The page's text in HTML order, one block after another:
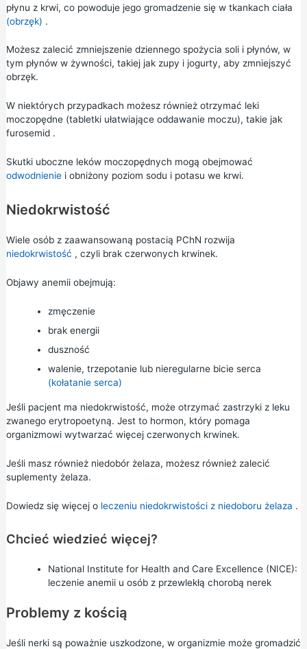
płynu z krwi, co powoduje jego gromadzenie się w tkankach ciała
(obrzęk) .
Możesz zalecić zmniejszenie dziennego spożycia soli i płynów, w
tym płynów w żywności, takiej jak zupy i jogurty, aby zmniejszyć
obrzęk.
W niektórych przypadkach możesz również otrzymać leki
moczopędne (tabletki ułatwiające oddawanie moczu), takie jak
furosemid.
Skutki uboczne leków moczopędnych mogą obejmować
odwodnieniei obniżony poziom sodu i potasu we krwi.
Niedokrwistość
Wiele osób z zaawansowaną postacią PChN rozwija
niedokrwistość , czyli brak czerwonych krwinek.
Objawy anemii obejmują:
zmęczenie
brak energii
duszność
walenie, trzepotanie lub nieregularne bicie serca
(kołatanie serca)
Jeśli pacjent ma niedokrwistość, może otrzymać zastrzyki z leku
zwanego erytropoetyną. Jest to hormon, który pomaga
organizmowi wytwarzać więcej czerwonych krwinek.
Jeśli masz również niedobór żelaza, możesz również zalecić
suplementy żelaza.
Dowiedz się więcej o leczeniu niedokrwistości z niedoboru żelaza .
Chcieć wiedzieć więcej?
National Institute for Health and Care Excellence (NICE):
leczenie anemii u osób z przewlekłą chorobą nerek
Problemy z kością
Jeśli nerki są poważnie uszkodzone, w organizmie może gromadzić